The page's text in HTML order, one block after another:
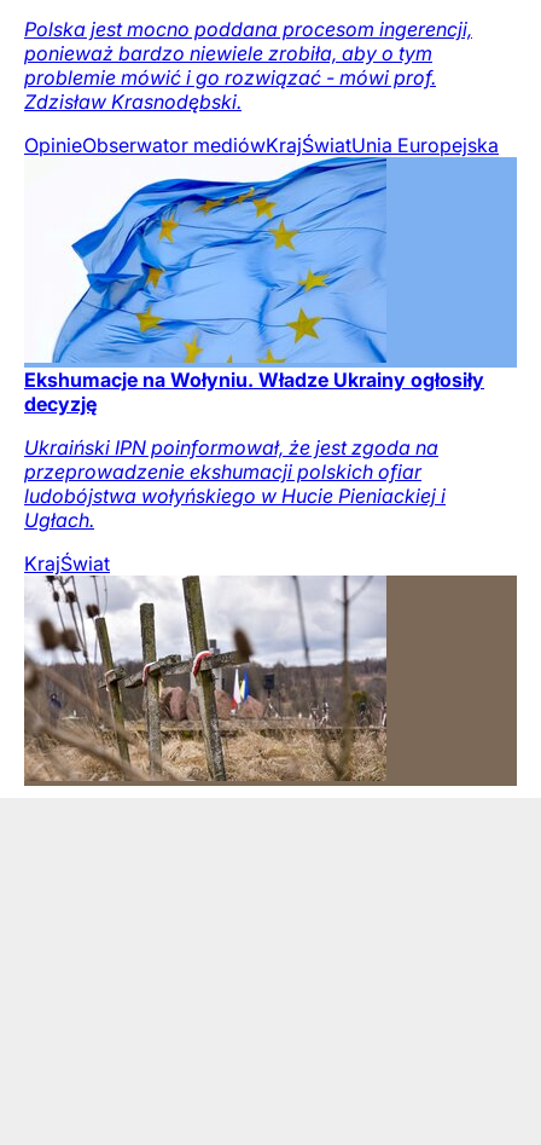
Polska jest mocno poddana procesom ingerencji,
ponieważ bardzo niewiele zrobiła, aby o tym
problemie mówić i go rozwiązać - mówi prof.
Zdzisław Krasnodębski.
OpinieObserwator mediówKrajŚwiatUnia Europejska
Ekshumacje na Wołyniu. Władze Ukrainy ogłosiły
decyzję
Ukraiński IPN poinformował, że jest zgoda na
przeprowadzenie ekshumacji polskich ofiar
ludobójstwa wołyńskiego w Hucie Pieniackiej i
Ugłach.
KrajŚwiat